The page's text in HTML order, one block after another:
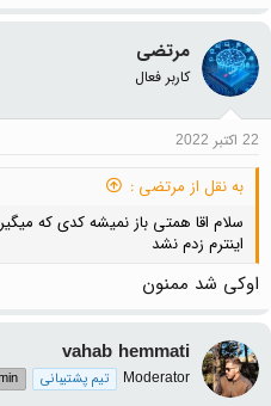
مرتضی
کاربر فعال
22 اکتبر 2022
به نقل از مرتضی :
سلام اقا همتی باز نمیشه کدی که
اینترم زدم نشد
اوکی شد ممنون
vahab hemmati
Moderator تیم پشتیبانی